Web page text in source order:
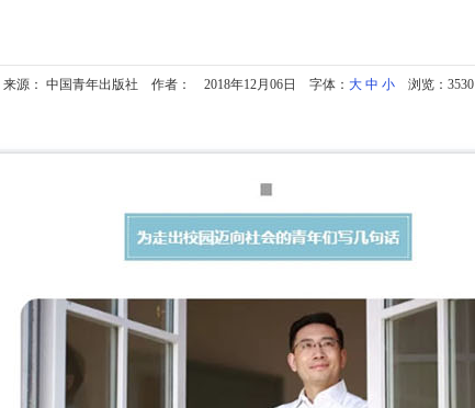
来源： 中国青年出版社 作者： 2018年12月06日 字体： 大 中 小浏览：3530